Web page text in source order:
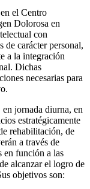
el Centro
Dolorosa en
con
de carácter personal,
a la integración
Dichas
necesarias para
jornada diurna, en
estratégicamente
rehabilitación, de
a través de
en función a las
alcanzar el logro de
objetivos son: